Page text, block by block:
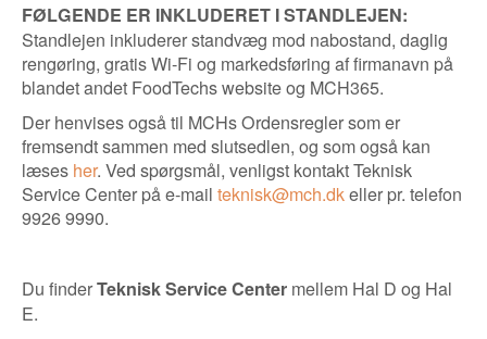
FØLGENDE ER INKLUDERET I STANDLEJEN:
Standlejen inkluderer standvæg mod nabostand, daglig
rengøring, gratis Wi-Fi og markedsføring af firmanavn på
blandet andet FoodTechs website og MCH365.
Der henvises også til MCHs Ordensregler som er
fremsendt sammen med slutsedlen, og som også kan
læses her. Ved spørgsmål, venligst kontakt Teknisk
Service Center på e-mail teknisk@mch.dkeller pr. telefon
9926 9990.
Du finderTeknisk Service Center mellem Hal D og Hal
E.